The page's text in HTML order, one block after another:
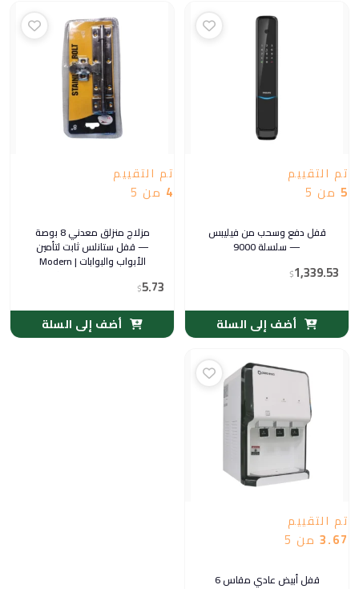
تم التقييم
5 من 5
قفل دفع وسحب من فيليبس
— سلسلة 9000
$1,339.53
أضف إلى السلة
تم التقييم
4 من 5
مزلاج منزلق معدني 8 بوصة
— قفل ستانلس ثابت لتأمين
الأبواب والبوابات | Modern
$5.73
أضف إلى السلة
تم التقييم
3.67 من 5
قفل أبيض عادي مقاس 6